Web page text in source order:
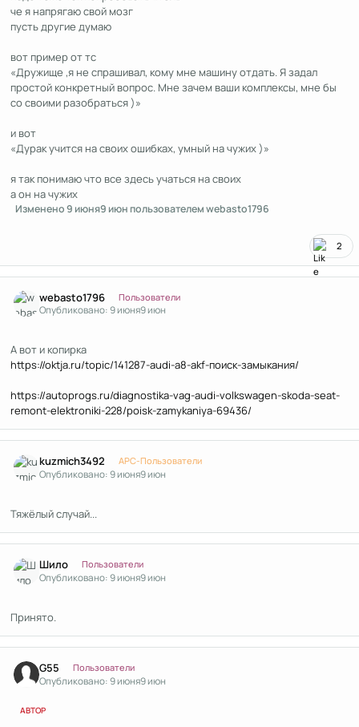
че я напрягаю свой мозг
пусть другие думаю
вот пример от тс
«Дружище ,я не спрашивал, кому мне машину отдать. Я задал
простой конкретный вопрос. Мне зачем ваши комплексы, мне бы
со своими разобраться )»
и вот
«Дурак учится на своих ошибках, умный на чужих )»
я так понимаю что все здесь учаться на своих
а он на чужих
Изменено9 июня9 июн пользователем webasto1796
2
webasto1796 Пользователи
Опубликовано:9 июня9 июн
А вот и копирка
https://oktja.ru/topic/141287-audi-a8-akf-поиск-замыкания/
https://autoprogs.ru/diagnostika-vag-audi-volkswagen-skoda-seat-
remont-elektroniki-228/poisk-zamykaniya-69436/
kuzmich3492 APC-Пользователи
Опубликовано:9 июня9 июн
Тяжёлый случай...
Шило Пользователи
Опубликовано:9 июня9 июн
Принято.
G55 Пользователи
Опубликовано:9 июня9 июн
АВТОР